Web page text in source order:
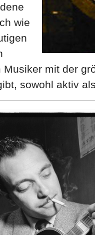
wie
Musiker mit der
sowohl aktiv